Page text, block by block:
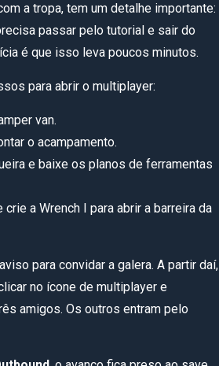
a tropa, tem um detalhe importante:
passar pelo tutorial e sair do
é que isso leva poucos minutos.
para abrir o multiplayer:
van.
o acampamento.
e baixe os planos de ferramentas
a Wrench I para abrir a barreira da
para convidar a galera. A partir daí,
no ícone de multiplayer e
amigos. Os outros entram pelo